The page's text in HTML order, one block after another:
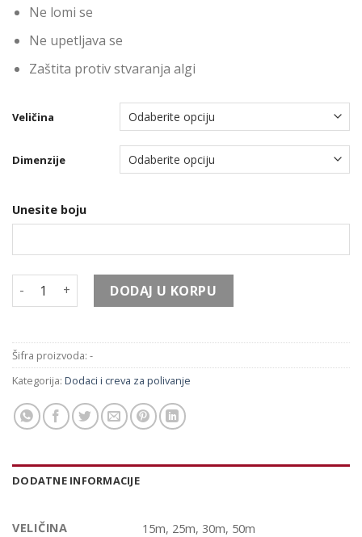
Ne lomi se
Ne upetljava se
Zaštita protiv stvaranja algi
Veličina
Dimenzije
Unesite boju
Crevo za polivanje Flexoper količina
DODAJ U KORPU
Šifra proizvoda: -
Kategorija: Dodaci i creva za polivanje
DODATNE INFORMACIJE
VELIČINA 15m, 25m, 30m, 50m